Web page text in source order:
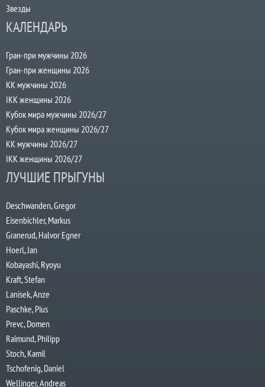
Звезды
КАЛЕНДАРЬ
Гран-при мужчины 2026
Гран-при женщины 2026
КК мужчины 2026
IKK женщины 2026
Кубок мира мужчины 2026/27
Кубок мира женщины 2026/27
КК мужчины 2026/27
IKK женщины 2026/27
ЛУЧШИЕ ПРЫГУНЫ
Deschwanden, Gregor
Eisenbichler, Markus
Granerud, Halvor Egner
Hoerl, Jan
Kobayashi, Ryoyu
Kraft, Stefan
Lanisek, Anze
Paschke, Pius
Prevc, Domen
Raimund, Philipp
Stoch, Kamil
Tschofenig, Daniel
Wellinger, Andreas